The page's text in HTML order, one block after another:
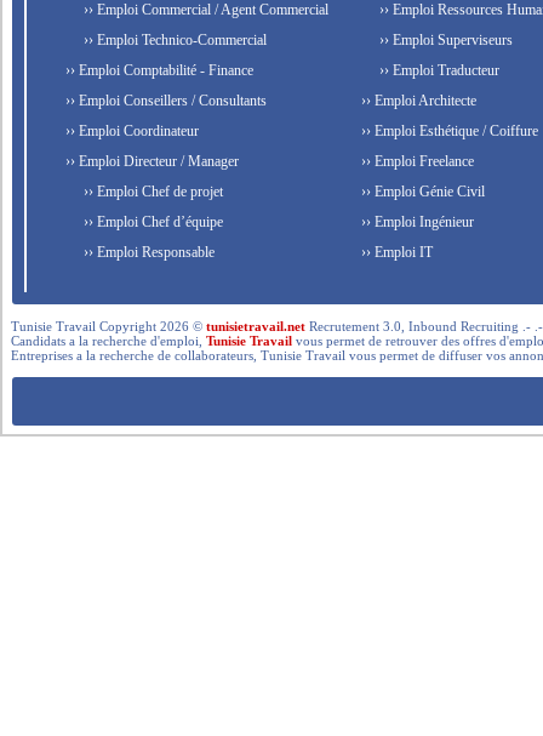
›› Emploi Commercial / Agent Commercial
›› Emploi Technico-Commercial
›› Emploi Comptabilité - Finance
›› Emploi Conseillers / Consultants
›› Emploi Coordinateur
›› Emploi Directeur / Manager
›› Emploi Chef de projet
›› Emploi Chef d’équipe
›› Emploi Responsable
›› Emploi Ressources
›› Emploi Superviseurs
›› Emploi Traducteur
›› Emploi Architecte
›› Emploi Esthétique / Coiffure
›› Emploi Freelance
›› Emploi Génie Civil
›› Emploi Ingénieur
›› Emploi IT
Tunisie Travail Copyright 2026 ©tunisietravail.net Recrutement 3.0, Inbound Recruiting .-
Candidats a la recherche d'emploi,Tunisie Travail vous permet de retrouver des offres
Entreprises a la recherche de collaborateurs, Tunisie Travail vous permet de diffuser vos